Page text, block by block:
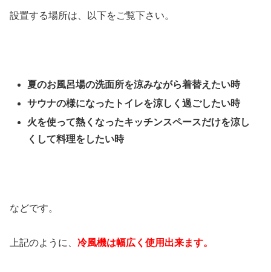
設置する場所は、以下をご覧下さい。
夏のお風呂場の洗面所を涼みながら着替えたい時
サウナの様になったトイレを涼しく過ごしたい時
火を使って熱くなったキッチンスペースだけを涼し
くして料理をしたい時
などです。
上記のように、 冷風機は幅広く使用出来ます。